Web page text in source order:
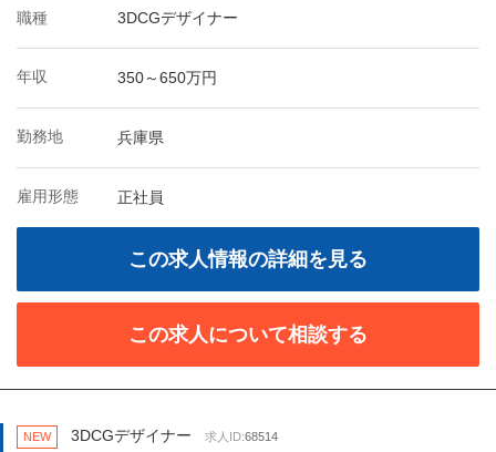
職種 3DCGデザイナー
年収 350～650万円
勤務地 兵庫県
雇用形態 正社員
この求人情報の詳細を見る
この求人について相談する
NEW 3DCGデザイナー 求人ID:68514